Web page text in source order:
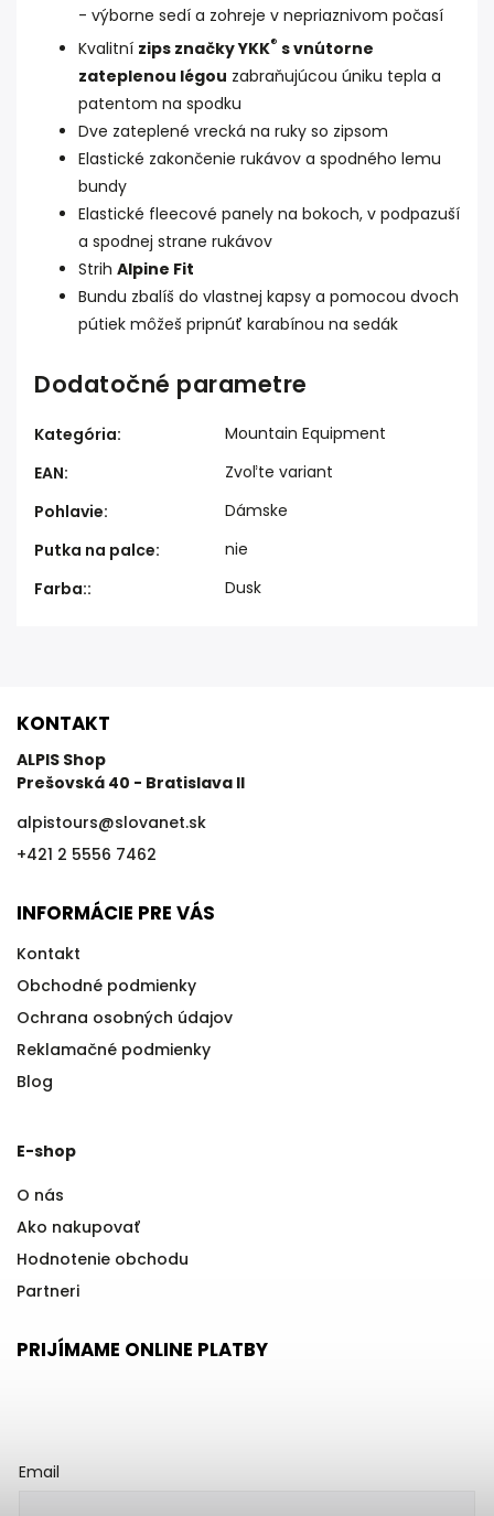
- výborne sedí a zohreje v nepriaznivom počasí
Kvalitní zips značky YKK® s vnútorne
zateplenou légou zabraňujúcou úniku tepla a
patentom na spodku
Dve zateplené vrecká na ruky so zipsom
Elastické zakončenie rukávov a spodného lemu
bundy
Elastické fleecové panely na bokoch, v podpazuší
a spodnej strane rukávov
Strih Alpine Fit
Bundu zbalíš do vlastnej kapsy a pomocou dvoch
pútiek môžeš pripnúť karabínou na sedák
Dodatočné parametre
Kategória:
Mountain Equipment
EAN:
Zvoľte variant
Pohlavie:
Dámske
Putka na palce:
nie
Farba:: Dusk
KONTAKT
ALPIS Shop
Prešovská 40 - Bratislava II
alpistours@slovanet.sk
+421 2 5556 7462
INFORMÁCIE PRE VÁS
Kontakt
Obchodné podmienky
Ochrana osobných údajov
Reklamačné podmienky
Blog
E-shop
O nás
Ako nakupovať
Hodnotenie obchodu
Partneri
PRIJÍMAME ONLINE PLATBY
Email